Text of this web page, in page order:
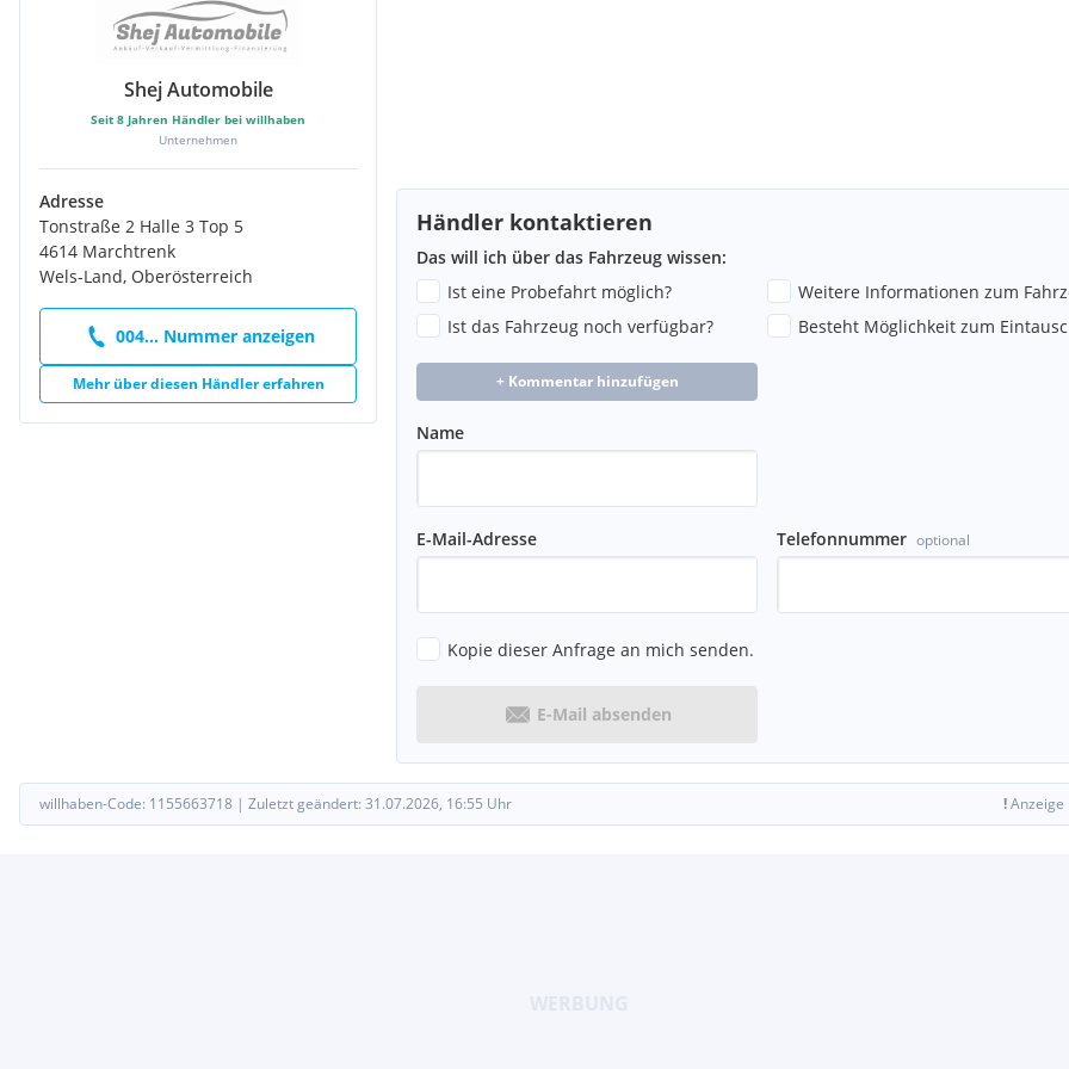
Mittelkonsole hinten (45 W)
Nebelschlussleuchte
Notrufsystem
Otto-Partikelfilter (OPF)
Parkbremse elektrisch mit Auto-Hold-Funktion
Pedale Edelstahl
Progressivlenkung
Radioempfang digital (DAB+)
Reifen-Reparaturkit (Tire Mobility Set)
Reifenkontroll-Anzeige
Rücksitzlehne geteilt mit Mittelarmlehne
Schadstoffarm nach Abgasnorm Euro 6d
Scheinwerfer LED Plus
Seitenairbag vorn mit Kopf-Airbag-Einheit
Service-System: Intelligente Fahrzeugvernetzung (Car2X)
Sicherheitsgurte vorn mit Gurtstraffer, höhenverstellbar
Alle Angaben ohne Gewähr, Irrtümer und Eingabefehler vorbehalten.
Shej Automobile
Seit 8 Jahren Händler bei willhaben
Unternehmen
Adresse
Tonstraße 2 Halle 3 Top 5
4614 Marchtrenk
Wels-Land, Oberösterreich
004... Nummer anzeigen
Mehr über diesen Händler erfahren
Händler kontaktieren
Das will ich über das Fahrzeug wissen:
Ist eine Probefahrt möglich?
Weitere Informationen zum
Ist das Fahrzeug noch verfügbar?
Besteht Möglichkeit zum
+ Kommentar hinzufügen
Name
E-Mail-Adresse Telefonnummer optional
Kopie dieser Anfrage an mich senden.
E-Mail absenden
willhaben-Code: 1155663718 | Zuletzt geändert: 31.07.2026, 16:55 Uhr !Anzeige